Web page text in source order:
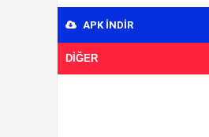
APK INDIR
DIĞER